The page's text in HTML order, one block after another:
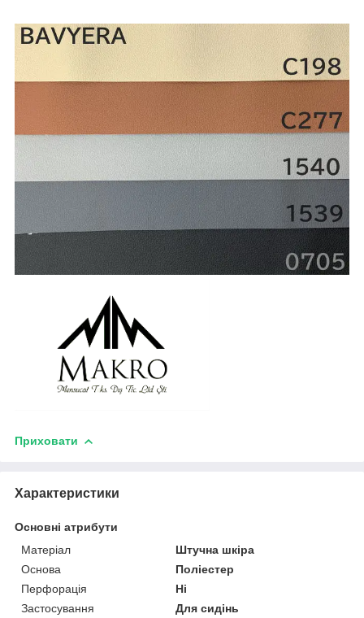
Приховати
Характеристики
Основні атрибути
Матеріал
Штучна шкіра
Основа
Поліестер
Перфорація
Ні
Застосування
Для сидінь